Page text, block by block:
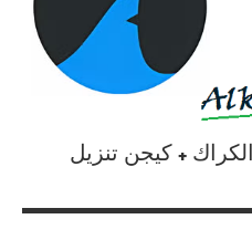
ZHPCleaner 2026.2.28.8 الكراك + کیجن تنزيل